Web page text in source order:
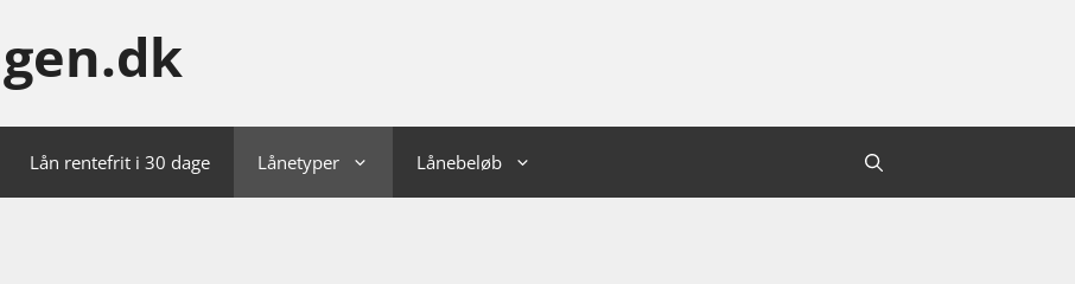
Lån rentefrit i 30 dage Lånetyper Lånebeløb